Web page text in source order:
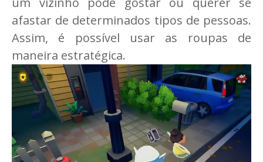
afastar de determinados tipos de pessoas.
Assim, é possível usar as roupas de
maneira estratégica.